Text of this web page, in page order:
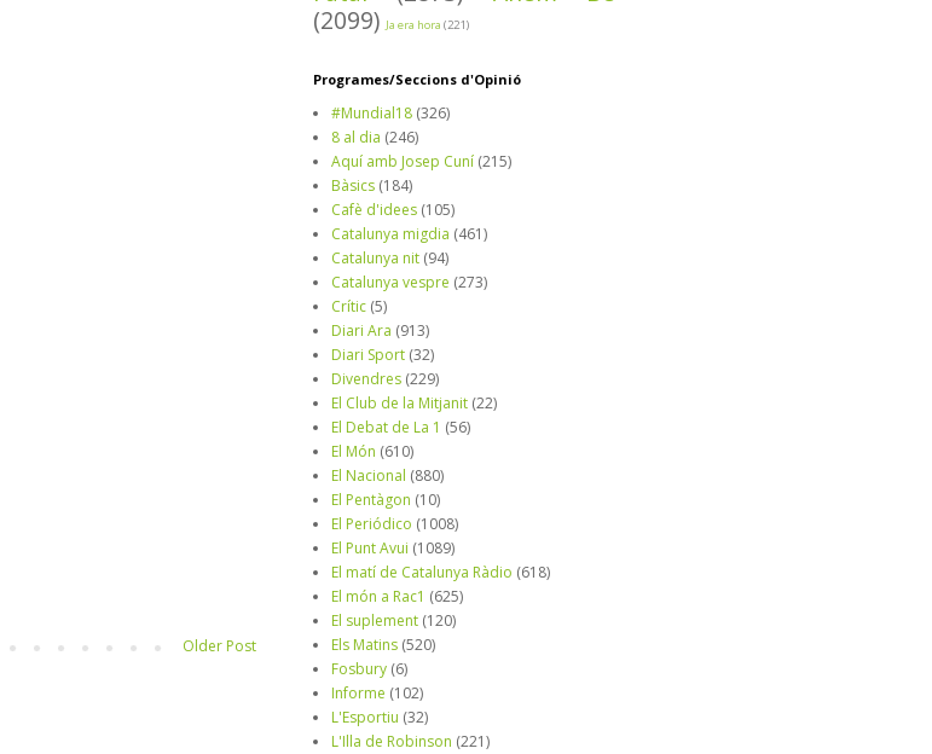
Older Post
(2099) Ja era hora (221)
Programes/Seccions d'Opinió
#Mundial18 (326)
8 al dia (246)
Aquí amb Josep Cuní (215)
Bàsics (184)
Cafè d'idees (105)
Catalunya migdia (461)
Catalunya nit (94)
Catalunya vespre (273)
Crític (5)
Diari Ara (913)
Diari Sport (32)
Divendres (229)
El Club de la Mitjanit (22)
El Debat de La 1 (56)
El Món (610)
El Nacional (880)
El Pentàgon (10)
El Periódico (1008)
El Punt Avui (1089)
El matí de Catalunya Ràdio (618)
El món a Rac1 (625)
El suplement (120)
Els Matins (520)
Fosbury (6)
Informe (102)
L'Esportiu (32)
L'Illa de Robinson (221)